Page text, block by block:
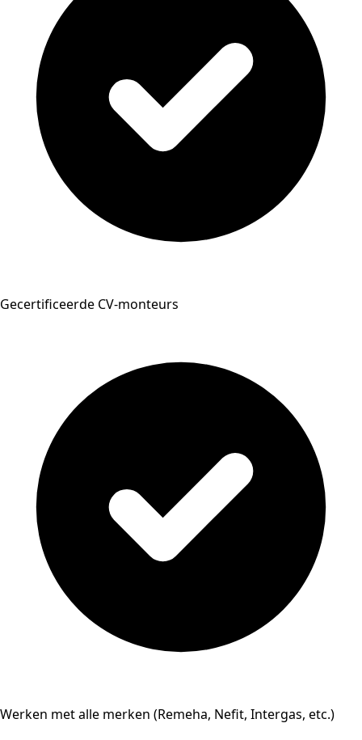
Gecertificeerde CV-monteurs
Werken met alle merken (Remeha, Nefit, Intergas, etc.)